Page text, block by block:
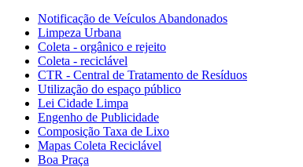
Notificação de Veículos Abandonados
Limpeza Urbana
Coleta - orgânico e rejeito
Coleta - reciclável
CTR - Central de Tratamento de Resíduos
Utilização do espaço público
Lei Cidade Limpa
Engenho de Publicidade
Composição Taxa de Lixo
Mapas Coleta Reciclável
Boa Praça